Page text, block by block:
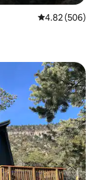
คะแนนเฉลี่ย
4.82 (506)